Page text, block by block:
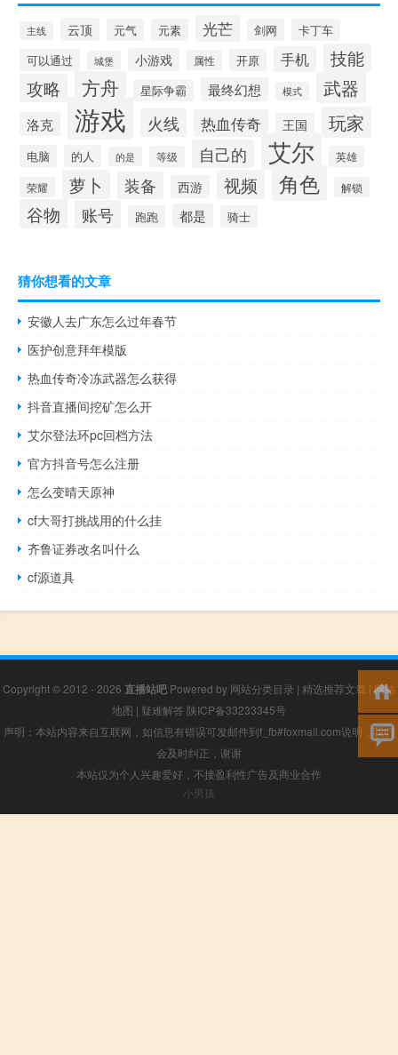
主线 云顶 元气 元素 光芒 剑网
卡丁车
可以通过
城堡 小游戏 属性 开原 手机
技能
攻略
方舟 星际争霸 最终幻想 模式 武器
洛克 游戏 火线 热血传奇 王国 玩家
电脑 的人 的是 等级 自己的 艾尔 英雄
荣耀 萝卜 装备 西游 视频 角色 解锁
谷物 账号 跑跑 都是 骑士
猜你想看的文章
安徽人去广东怎么过年春节
医护创意拜年模版
热血传奇冷冻武器怎么获得
抖音直播间挖矿怎么开
艾尔登法环pc回档方法
官方抖音号怎么注册
怎么变晴天原神
cf大哥打挑战用的什么挂
齐鲁证券改名叫什么
cf源道具
Copyright © 2012 - 2026 直播站吧 Powered by 网站分类目录 | 精选推荐文章 |网站
地图 | 疑难解答 陕ICP备33233345号
声明：本站内容来自互联网，如信息有错误可发邮件到f_fb#foxmail.com说明，我们
会及时纠正，谢谢
本站仅为个人兴趣爱好，不接盈利性广告及商业合作
小男孩